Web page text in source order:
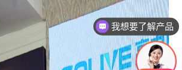
有没有对应案例
我想要了解产品